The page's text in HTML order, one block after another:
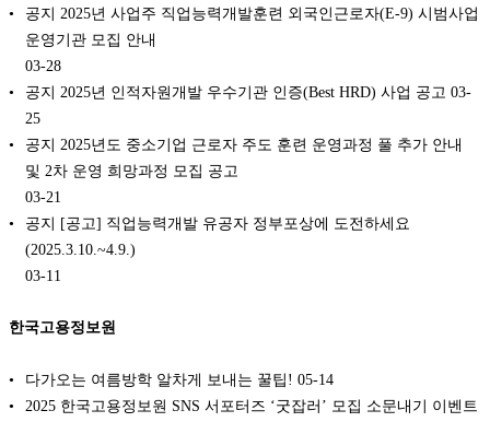
공지 2025년 사업주 직업능력개발훈련 외국인근로자(E-9) 시범사업
운영기관 모집 안내
03-28
공지 2025년 인적자원개발 우수기관 인증(Best HRD) 사업 공고 03-
25
공지 2025년도 중소기업 근로자 주도 훈련 운영과정 풀 추가 안내
및 2차 운영 희망과정 모집 공고
03-21
공지 [공고] 직업능력개발 유공자 정부포상에 도전하세요
(2025.3.10.~4.9.)
03-11
한국고용정보원
다가오는 여름방학 알차게 보내는 꿀팁! 05-14
2025 한국고용정보원 SNS 서포터즈 ‘굿잡러’ 모집 소문내기 이벤트